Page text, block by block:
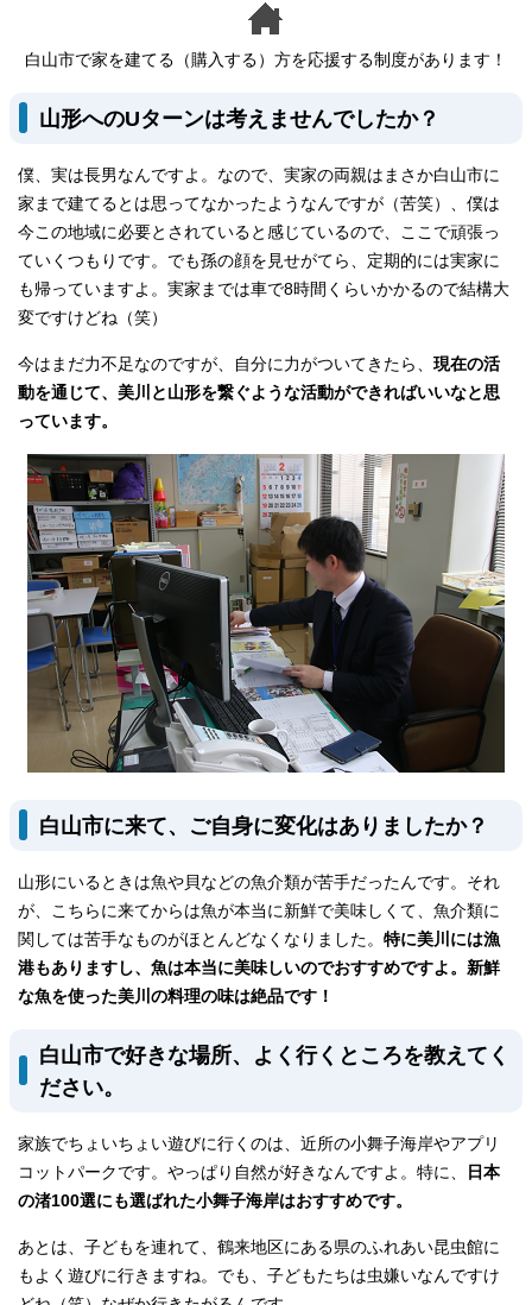
白山市で家を建てる（購入する）方を応援する制度があります！
山形へのUターンは考えませんでしたか？
僕、実は長男なんですよ。なので、実家の両親はまさか白山市に
家まで建てるとは思ってなかったようなんですが（苦笑）、僕は
今この地域に必要とされていると感じているので、ここで頑張っ
ていくつもりです。でも孫の顔を見せがてら、定期的には実家に
も帰っていますよ。実家までは車で8時間くらいかかるので結構大
変ですけどね（笑）
今はまだ力不足なのですが、自分に力がついてきたら、 現在の活
動を通じて、美川と山形を繋ぐような活動ができればいいなと思
っています。
白山市に来て、ご自身に変化はありましたか？
山形にいるときは魚や貝などの魚介類が苦手だったんです。それ
が、こちらに来てからは魚が本当に新鮮で美味しくて、魚介類に
関しては苦手なものがほとんどなくなりました。 特に美川には漁
港もありますし、魚は本当に美味しいのでおすすめですよ。新鮮
な魚を使った美川の料理の味は絶品です！
白山市で好きな場所、よく行くところを教えてく
ださい。
家族でちょいちょい遊びに行くのは、近所の小舞子海岸やアプリ
コットパークです。やっぱり自然が好きなんですよ。特に、
日本
の渚100選にも選ばれた小舞子海岸はおすすめです。
あとは、子どもを連れて、鶴来地区にある県のふれあい昆虫館に
もよく遊びに行きますね。でも、子どもたちは虫嫌いなんですけ